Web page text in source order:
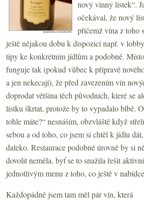
nový vinný lístek“.
očekával, že nový
přičemž vína z toho
ještě nějakou dobu k dispozici např. v
tipy ke konkrétním jídlům a podobně.
funguje tak (pokud vůbec k přípravě
a jen nekecají), že před zavezením vín
doprodat většina těch původních, které se
lístku škrtat, protože by to vypadalo blbě.
tohle máte?“ nesnáším, obzvláště když
sebou a od toho, co jsem si chtěl k jídlu
daleko. Restaurace podobné úrovně by si
dovolit neměla, byť se to snažila řešit
jednotlivým menu z toho, co ještě v
Každopádně jsem tam měl pár vín, která